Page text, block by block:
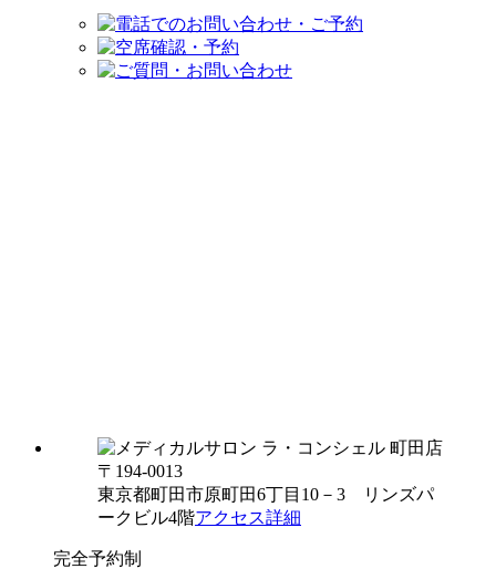
〒194-0013
東京都町田市原町田6丁目10－3 リンズパ
ークビル4階アクセス詳細
完全予約制